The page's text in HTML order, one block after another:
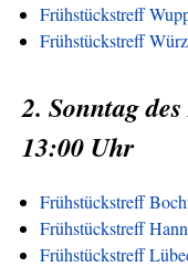
Frühstückstreff
Frühstückstreff
2. Sonntag
13:00 Uhr
Frühstückstreff
Frühstückstreff
Frühstückstreff